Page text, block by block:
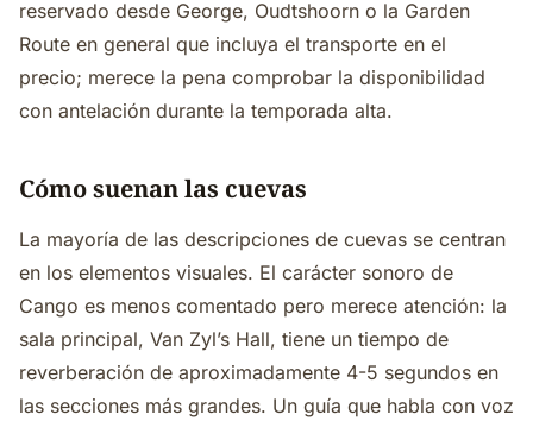
reservado desde George, Oudtshoorn o la Garden
Route en general que incluya el transporte en el
precio; merece la pena comprobar la disponibilidad
con antelación durante la temporada alta.
Cómo suenan las cuevas
La mayoría de las descripciones de cuevas se centran
en los elementos visuales. El carácter sonoro de
Cango es menos comentado pero merece atención: la
sala principal, Van Zyl’s Hall, tiene un tiempo de
reverberación de aproximadamente 4-5 segundos en
las secciones más grandes. Un guía que habla con voz